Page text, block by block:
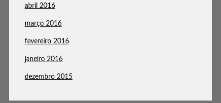
abril 2016
março 2016
fevereiro 2016
janeiro 2016
dezembro 2015